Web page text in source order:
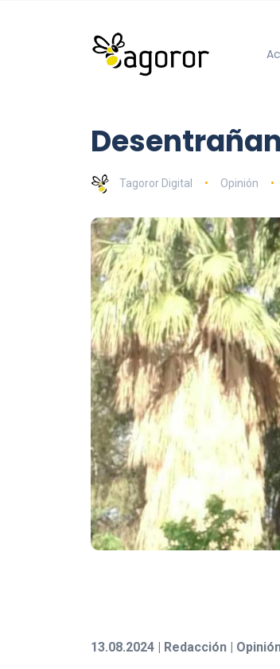
Tagoror Digital Opinión
13.08.2024 | Redacción |